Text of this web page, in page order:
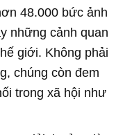
48.000 bức ảnh
những cảnh quan
giới. Không phải
chúng còn đem
trong xã hội như